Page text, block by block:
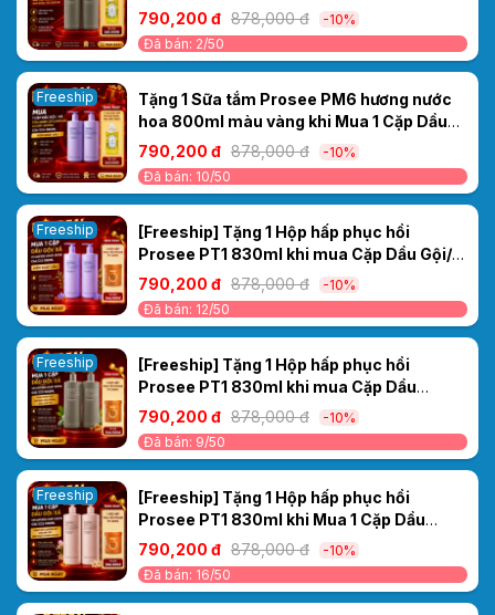
Gội/Xả Ceylanpuree Luxury Aroma
CS5/CC5 1000ml – Giải Pháp Cho Da Đầu
Gàu Ngứa, Tóc Khô Xơ
790,200 đ 878,000 đ
-10%
Đã bán: 2/50
Freeship
Tặng 1 Sữa tắm Prosee PM6 hương nước
hoa 800ml màu vàng khi Mua 1 Cặp Dầu
Gội/ Xả Cao Cấp Collagen Ceylanpuree
Luxury Aroma CS4/CC4 1000ml – Kiểm
Soát Dầu
790,200 đ 878,000 đ
-10%
Đã bán: 10/50
Freeship
[Freeship] Tặng 1 Hộp hấp phục hồi
Prosee PT1 830ml khi mua Cặp Dầu Gội/
Xả Cao Cấp Collagen Ceylanpuree Luxury
Aroma CS4/CC4 1000ml – Kiểm Soát Dầu
790,200 đ 878,000 đ
-10%
Đã bán: 12/50
Freeship
[Freeship] Tặng 1 Hộp hấp phục hồi
Prosee PT1 830ml khi mua Cặp Dầu
Gội/Xả Ceylanpuree Luxury Aroma
CS5/CC5 1000ml – Giải Pháp Cho Da Đầu
Gàu Ngứa, Tóc Khô Xơ
790,200 đ 878,000 đ
-10%
Đã bán: 9/50
Freeship
[Freeship] Tặng 1 Hộp hấp phục hồi
Prosee PT1 830ml khi Mua 1 Cặp Dầu
Gội/Xả Ceylanpuree Luxury Aroma
1000ml CS6/CC6 – Phục Hồi & Dưỡng Ẩm
Cho Mái Tóc Mềm Mượt Chuẩn Salon
790,200 đ 878,000 đ
-10%
Đã bán: 16/50